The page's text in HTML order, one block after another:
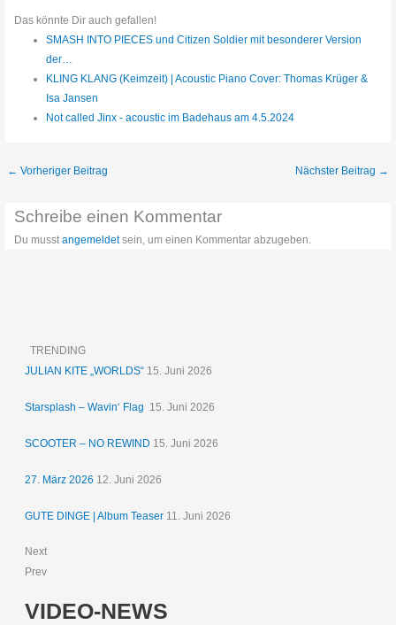
Das könnte Dir auch gefallen!
SMASH INTO PIECES und Citizen Soldier mit besonderer Version
der…
KLING KLANG (Keimzeit) | Acoustic Piano Cover: Thomas Krüger &
Isa Jansen
Not called Jinx - acoustic im Badehaus am 4.5.2024
← Vorheriger Beitrag Nächster Beitrag →
Schreibe einen Kommentar
Du musstangemeldetsein, um einen Kommentar abzugeben.
TRENDING
JULIAN KITE „WORLDS“ 15. Juni 2026
Starsplash – Wavin‘ Flag 15. Juni 2026
SCOOTER – NO REWIND 15. Juni 2026
27. März 2026 12. Juni 2026
GUTE DINGE | Album Teaser 11. Juni 2026
Next
Prev
VIDEO-NEWS